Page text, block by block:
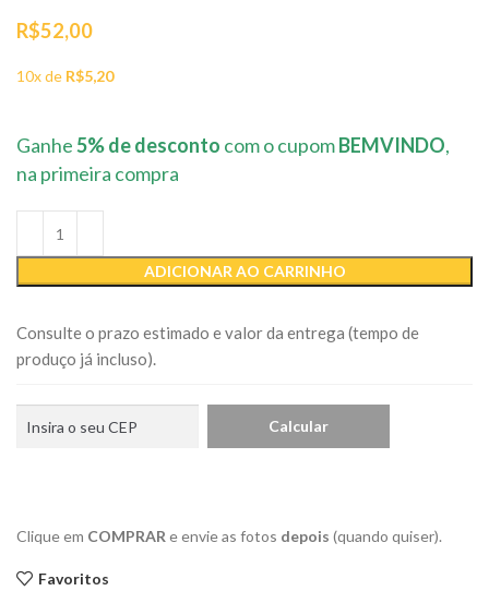
R$52,00
10x de R$5,20
Ganhe5% de desconto com o cupomBEMVINDO,
na primeira compra
ADICIONAR AO CARRINHO
Consulte o prazo estimado e valor da entrega (tempo de
produço já incluso).
Clique em COMPRAR e envie as fotos depois (quando quiser).
Favoritos